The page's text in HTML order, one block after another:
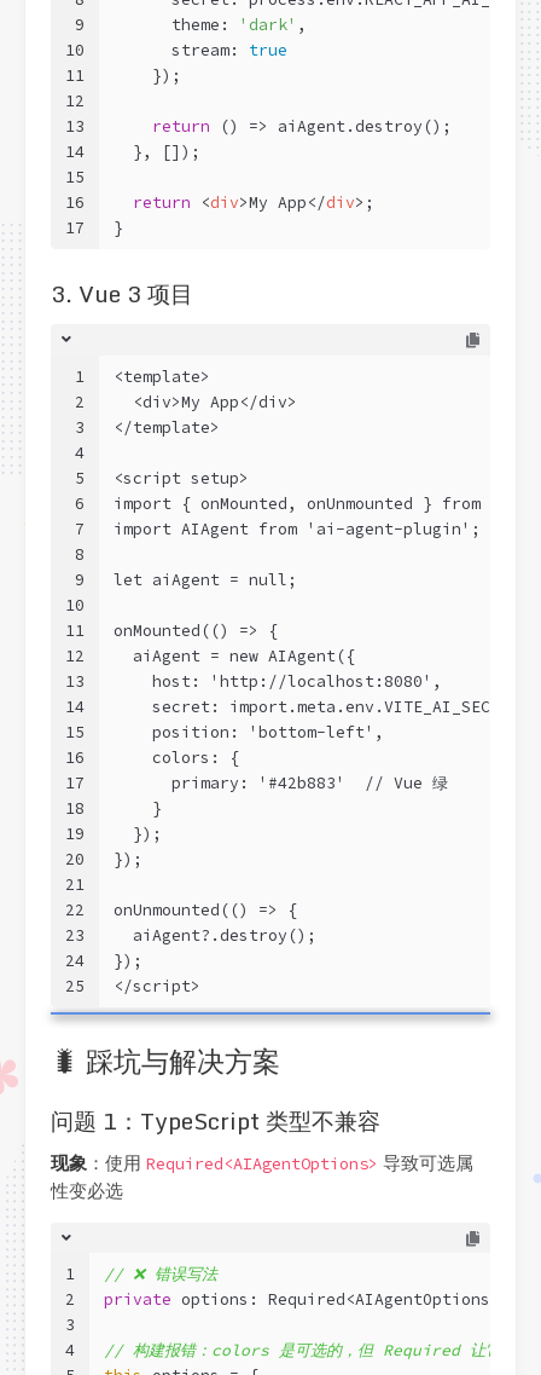
9
10
11
12
13
14
15
16
17
      theme:
'dark' ,
      stream:
true
    });
return () => aiAgent.destroy();
  }, []);
return <div>My App</div> ;
}
3. Vue 3 项目
1
2
3
4
5
6
7
8
9
10
11
12
13
14
15
16
17
18
19
20
21
22
23
24
25
<template>
  <div>My App</div>
</template>
<script setup>
import { onMounted, onUnmounted } from
import AIAgent from 'ai-agent-plugin';
let aiAgent = null;
onMounted(() => {
  aiAgent = new AIAgent({
    host: 'http://localhost:8080',
    secret: import.meta.env.VITE_AI_SECRET,
    position: 'bottom-left',
    colors: {
      primary: '#42b883'  // Vue 绿
    }
  });
});
onUnmounted(() => {
  aiAgent?.destroy();
});
</script>
🐛 踩坑与解决方案
问题 1：TypeScript 类型不兼容
现象 ：使用 Required<AIAgentOptions> 导致可选属
性变必选
1
2
3
4
// ❌ 错误写法
private options: Required<AIAgentOptions>;
// 构建报错：colors 是可选的，但 Required 让它变成